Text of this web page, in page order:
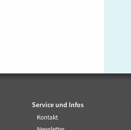
Service und Infos
Kontakt